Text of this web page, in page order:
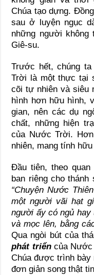
Chúa tạo dựng.
sau ở luyện ngục
những người không
Giê-su.
Trước hết, chúng
Trời là một thực tại
cõi tự nhiên và siêu
hình hơn hữu hình,
gian, nên các dụ
chất, những hiện
của Nước Trời.
nhiên, mang tính
Đầu tiên, theo quan
ban riêng cho
“Chuyện Nước
một người vãi hạt
người ấy có ngủ
và mọc lên, bằng
Qua ngòi bút của
phát triểncủa Nước
Chúa được trình bày
đơn giản song thật